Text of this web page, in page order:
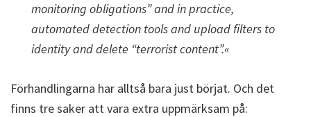
monitoring obligations” and in practice,
automated detection tools and upload filters to
identity and delete “terrorist content”.«
Förhandlingarna har alltså bara just börjat. Och det
finns tre saker att vara extra uppmärksam på: